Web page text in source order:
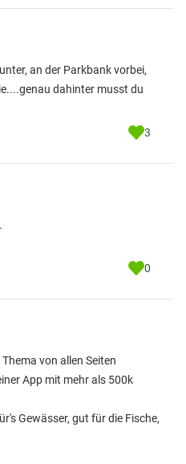
an der Parkbank vorbei,
dahinter musst du
3
0
von allen Seiten
App mit mehr als 500k
Gewässer, gut für die Fische,